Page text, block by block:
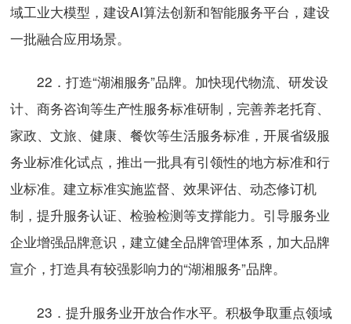
域工业大模型，建设AI算法创新和智能服务平台，建设
一批融合应用场景。
22．打造“湖湘服务”品牌。加快现代物流、研发设
计、商务咨询等生产性服务标准研制，完善养老托育、
家政、文旅、健康、餐饮等生活服务标准，开展省级服
务业标准化试点，推出一批具有引领性的地方标准和行
业标准。建立标准实施监督、效果评估、动态修订机
制，提升服务认证、检验检测等支撑能力。引导服务业
企业增强品牌意识，建立健全品牌管理体系，加大品牌
宣介，打造具有较强影响力的“湖湘服务”品牌。
23．提升服务业开放合作水平。积极争取重点领域